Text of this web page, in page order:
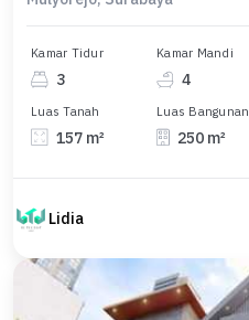
Kamar Tidur
3
Kamar Mandi
4
Luas Tanah
157 m²
Luas Bangunan
250 m²
Lidia